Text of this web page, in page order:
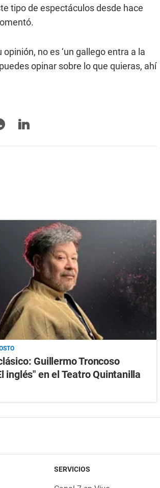
tipo de espectáculos desde hace
no es ‘un gallego entra a la
opinar sobre lo que quieras, ahí
Guillermo Troncoso
inglés" en el Teatro Quintanilla
SERVICIOS